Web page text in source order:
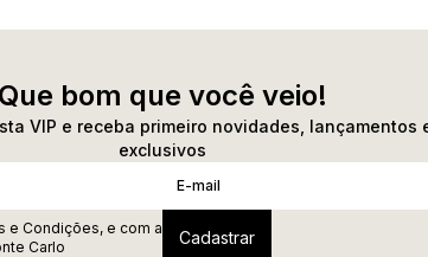
Que bom que você veio!
VIP e receba primeiro novidades, lançamentos
exclusivos
e Condições, e com a
Carlo